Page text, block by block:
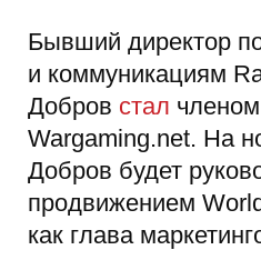
Бывший директор
и коммуникациям
Добров стал
Wargaming.net. На
Добров будет
продвижением
как глава